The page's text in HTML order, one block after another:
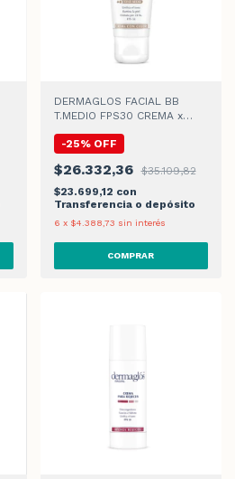
DERMAGLOS FACIAL BB
T.MEDIO FPS30 CREMA x
-25% OFF
$26.332,36
$35.109,82
$23.699,12 con
Transferencia o depósito
6 x $4.388,73 sin interés